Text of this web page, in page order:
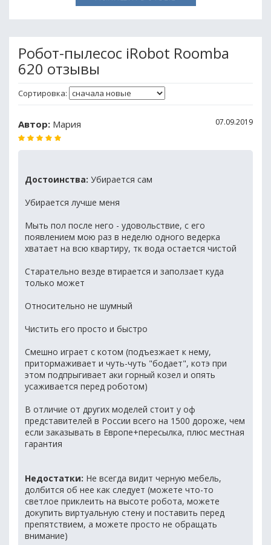
Робот-пылесос iRobot Roomba
620 отзывы
Сортировка:
Автор: Мария 07.09.2019
Достоинства: Убирается сам
Убирается лучше меня
Мыть пол после него - удовольствие, с его
появлением мою раз в неделю одного ведерка
хватает на всю квартиру, тк вода остается чистой
Старательно везде втирается и заползает куда
только может
Относительно не шумный
Чистить его просто и быстро
Смешно играет с котом (подъезжает к нему,
притормаживает и чуть-чуть "бодает", котэ при
этом подпрыгивает аки горный козел и опять
усаживается перед роботом)
В отличие от других моделей стоит у оф
представителей в России всего на 1500 дороже, чем
если заказывать в Европе+пересылка, плюс местная
гарантия
Недостатки: Не всегда видит черную мебель,
долбится об нее как следует (можете что-то
светлое приклеить на высоте робота, можете
докупить виртуальную стену и поставить перед
препятствием, а можете просто не обращать
внимание)